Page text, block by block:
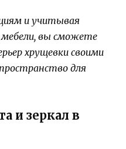
и учитывая
мебели, вы сможете
хрущевки своими
для
и зеркал в